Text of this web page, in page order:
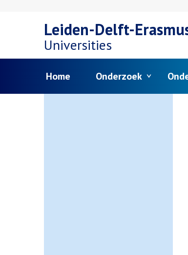
naar
Leiden-Delft-
Universities
Home Onderzoek